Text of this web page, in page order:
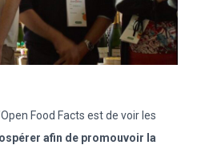
Food Facts est de voir les
afin de promouvoir la